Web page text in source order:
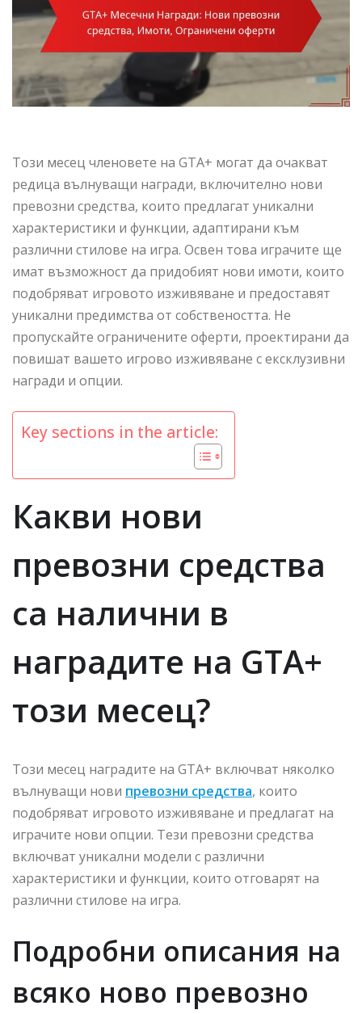
Този месец членовете на GTA+ могат да очакват
редица вълнуващи награди, включително нови
превозни средства, които предлагат уникални
характеристики и функции, адаптирани към
различни стилове на игра. Освен това играчите ще
имат възможност да придобият нови имоти, които
подобряват игровото изживяване и предоставят
уникални предимства от собствеността. Не
пропускайте ограничените оферти, проектирани да
повишат вашето игрово изживяване с ексклузивни
награди и опции.
Key sections in the article:
Какви нови
превозни средства
са налични в
наградите на GTA+
този месец?
Този месец наградите на GTA+ включват няколко
вълнуващи нови превозни средства, които
подобряват игровото изживяване и предлагат на
играчите нови опции. Тези превозни средства
включват уникални модели с различни
характеристики и функции, които отговарят на
различни стилове на игра.
Подробни описания на
всяко ново превозно